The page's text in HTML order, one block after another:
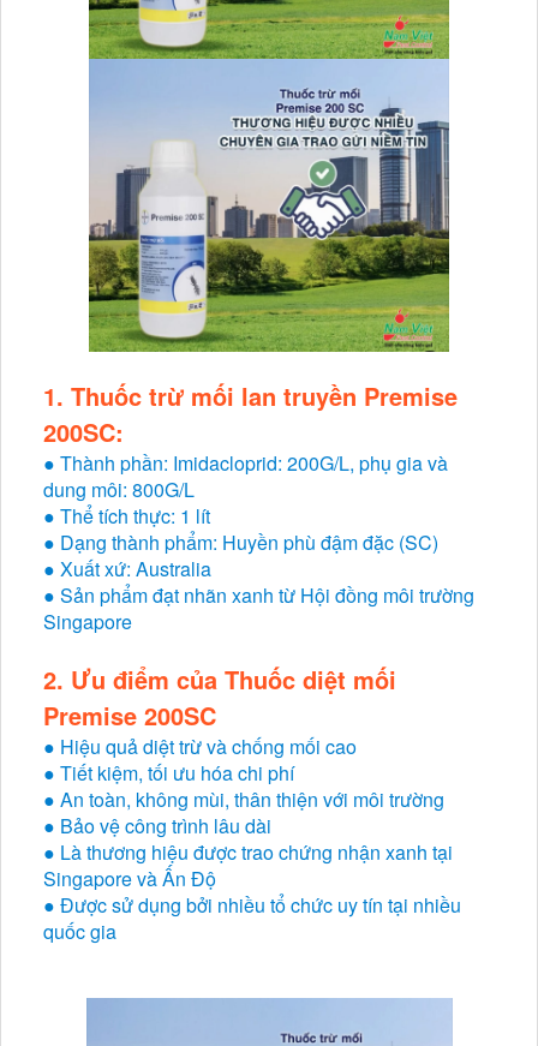
1. Thuốc trừ mối lan truyền Premise
200SC:
● Thành phần: Imidacloprid: 200G/L, phụ gia và
dung môi: 800G/L
● Thể tích thực: 1 lít
● Dạng thành phẩm: Huyền phù đậm đặc (SC)
● Xuất xứ: Australia
● Sản phẩm đạt nhãn xanh từ Hội đồng môi trường
Singapore
2. Ưu điểm của Thuốc diệt mối
Premise 200SC
● Hiệu quả diệt trừ và chống mối cao
● Tiết kiệm, tối ưu hóa chi phí
● An toàn, không mùi, thân thiện với môi trường
● Bảo vệ công trình lâu dài
● Là thương hiệu được trao chứng nhận xanh tại
Singapore và Ấn Độ
● Được sử dụng bởi nhiều tổ chức uy tín tại nhiều
quốc gia